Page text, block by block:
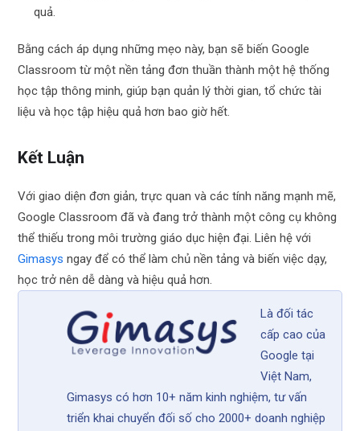
quả.
Bằng cách áp dụng những mẹo này, bạn sẽ biến Google
Classroom từ một nền tảng đơn thuần thành một hệ thống
học tập thông minh, giúp bạn quản lý thời gian, tổ chức tài
liệu và học tập hiệu quả hơn bao giờ hết.
Kết Luận
Với giao diện đơn giản, trực quan và các tính năng mạnh mẽ,
Google Classroom đã và đang trở thành một công cụ không
thể thiếu trong môi trường giáo dục hiện đại. Liên hệ với
Gimasys ngay để có thể làm chủ nền tảng và biến việc dạy,
học trở nên dễ dàng và hiệu quả hơn.
Là đối tác
cấp cao của
Google tại
Việt Nam,
Gimasys có hơn 10+ năm kinh nghiệm, tư vấn
triển khai chuyển đối số cho 2000+ doanh nghiệp